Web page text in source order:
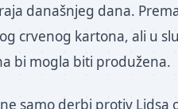
današnjeg dana.
crvenog kartona, ali u
bi mogla biti produžena.
samo derbi protiv Lidsa